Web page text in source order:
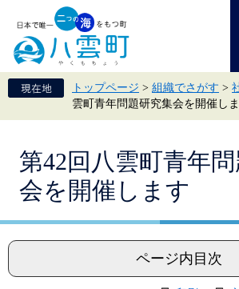
頭
で
飛
ば
て
トップページ > 組織でさがす >
雲町青年問題研究集会を開催し
第42回八雲町青年
会を開催します
ページ内目次